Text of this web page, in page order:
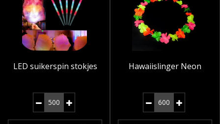
LED suikerspin stokjes Hawaiislinger Neon